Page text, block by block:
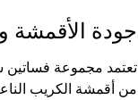
جودة الأقمشة
تعتمد مجموعة
من أقمشة الكريب